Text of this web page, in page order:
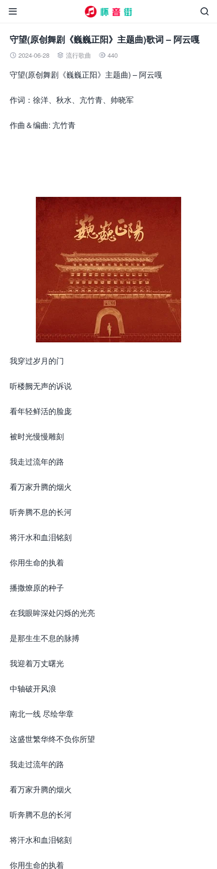


守望(原创舞剧《巍巍正阳》主题曲)歌词 – 阿云嘎
 2024-06-28  流行歌曲  440
守望(原创舞剧《巍巍正阳》主题曲) – 阿云嘎
作词：徐洋、秋水、亢竹青、帅晓军
作曲＆编曲: 亢竹青
我穿过岁月的门
听楼阙无声的诉说
看年轻鲜活的脸庞
被时光慢慢雕刻
我走过流年的路
看万家升腾的烟火
听奔腾不息的长河
将汗水和血泪铭刻
你用生命的执着
播撒燎原的种子
在我眼眸深处闪烁的光亮
是那生生不息的脉搏
我迎着万丈曙光
中轴破开风浪
南北一线 尽绘华章
这盛世繁华终不负你所望
我走过流年的路
看万家升腾的烟火
听奔腾不息的长河
将汗水和血泪铭刻
你用生命的执着